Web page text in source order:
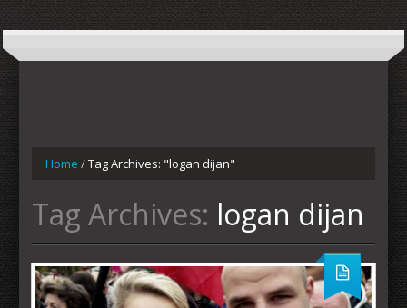
Home /Tag Archives: "logan dijan"
Tag Archives: logan dijan